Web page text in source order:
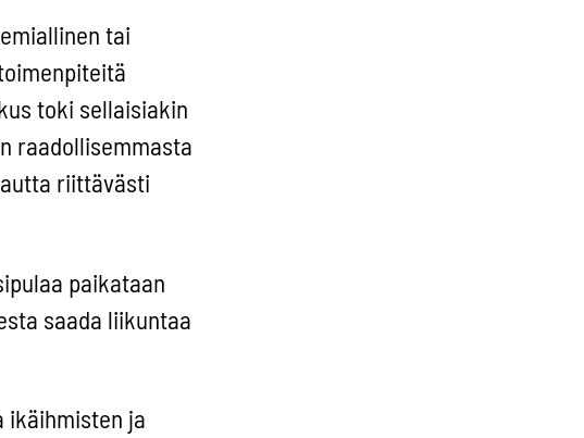
tai
toki sellaisiakin
raadollisemmasta
riittävästi
paikataan
saada liikuntaa
ikäihmisten ja